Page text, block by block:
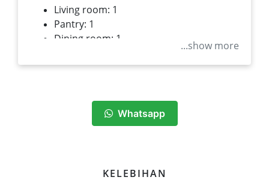
Living room: 1
Pantry: 1
Dining room: 1
...show more
Whatsapp
KELEBIHAN